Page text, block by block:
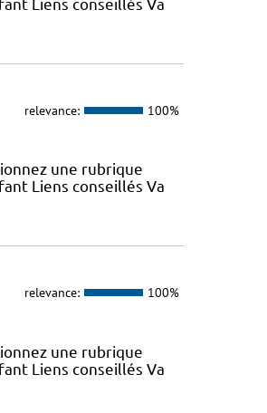
Liens conseillés Va
relevance: 100%
une rubrique
Liens conseillés Va
relevance: 100%
une rubrique
Liens conseillés Va